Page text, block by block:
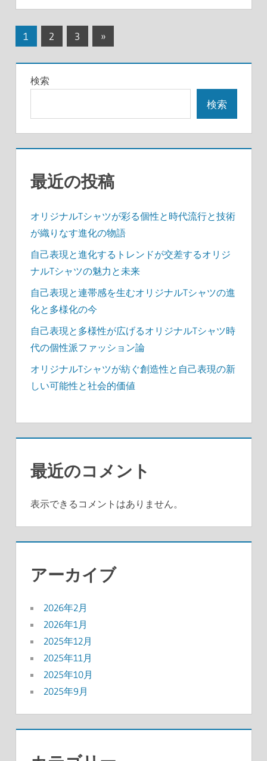
投
稿
の
ジ
送
1 2 3
次
事
»
検索
検索
最近の投稿
オリジナルTシャツが彩る個性と時代流行と技術
が織りなす進化の物語
自己表現と進化するトレンドが交差するオリジ
ナルTシャツの魅力と未来
自己表現と連帯感を生むオリジナルTシャツの進
化と多様化の今
自己表現と多様性が広げるオリジナルTシャツ時
代の個性派ファッション論
オリジナルTシャツが紡ぐ創造性と自己表現の新
しい可能性と社会的価値
最近のコメント
表示できるコメントはありません。
アーカイブ
2026年2月
2026年1月
2025年12月
2025年11月
2025年10月
2025年9月